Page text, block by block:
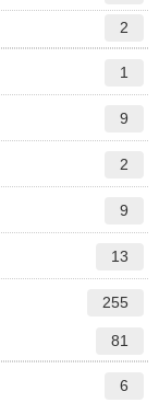
2
1
9
2
9
13
255
81
6